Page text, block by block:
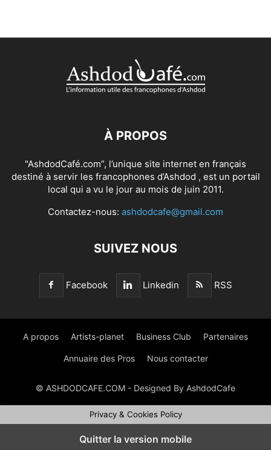
À PROPOS
"AshdodCafé.com”, l’unique site internet en français
destiné à servir les francophones d’Ashdod , est un portail
local qui a vu le jour au mois de juin 2011.
Contactez-nous: ashdodcafe@gmail.com
SUIVEZ NOUS
Facebook Linkedin RSS
A propos Artists-planet Business Club Partenaires
Annuaire des Pros Nous contacter
© ASHDODCAFE.COM - Designed By AshdodCafe
Privacy & Cookies Policy
Quitter la version mobile